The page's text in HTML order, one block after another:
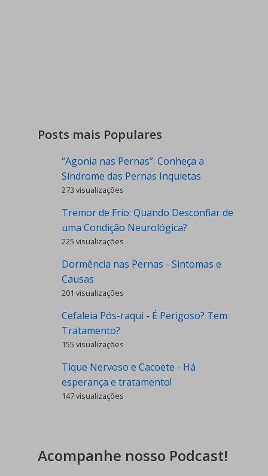
Posts mais Populares
“Agonia nas Pernas”: Conheça a
Síndrome das Pernas Inquietas
273 visualizações
Tremor de Frio: Quando Desconfiar de
uma Condição Neurológica?
225 visualizações
Dormência nas Pernas - Sintomas e
Causas
201 visualizações
Cefaleia Pós-raqui - É Perigoso? Tem
Tratamento?
155 visualizações
Tique Nervoso e Cacoete - Há
esperança e tratamento!
147 visualizações
Acompanhe nosso Podcast!